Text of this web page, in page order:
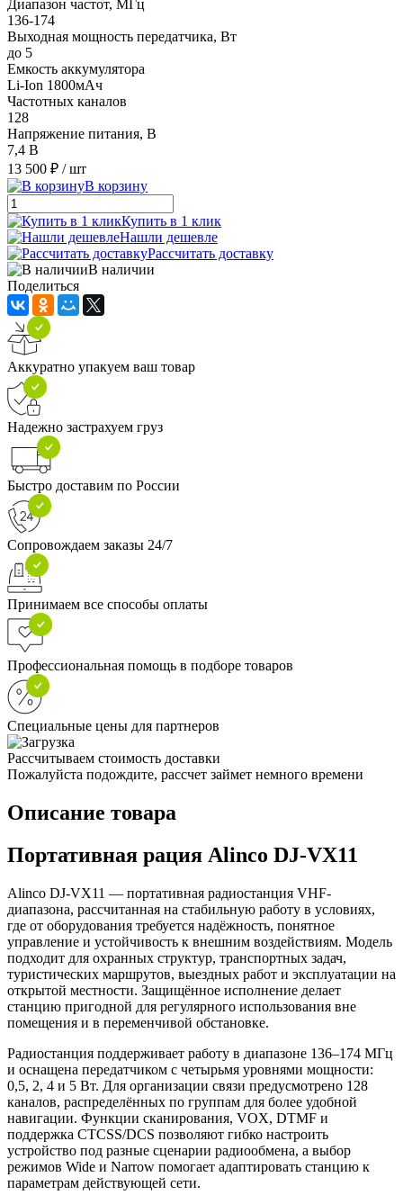
Диапазон частот, МГц
136-174
Выходная мощность передатчика, Вт
до 5
Емкость аккумулятора
Li-Ion 1800мАч
Частотных каналов
128
Напряжение питания, В
7,4 В
13 500 ₽ / шт
В корзину
Купить в 1 клик
Нашли дешевле
Рассчитать доставку
В наличии
Поделиться
Аккуратно упакуем ваш товар
Надежно застрахуем груз
Быстро доставим по России
Сопровождаем заказы 24/7
Принимаем все способы оплаты
Профессиональная помощь в подборе товаров
Специальные цены для партнеров
Рассчитываем стоимость доставки
Пожалуйста подождите, рассчет займет немного времени
Описание товара
Портативная рация Alinco DJ-VX11
Alinco DJ-VX11 — портативная радиостанция VHF-
диапазона, рассчитанная на стабильную работу в условиях,
где от оборудования требуется надёжность, понятное
управление и устойчивость к внешним воздействиям. Модель
подходит для охранных структур, транспортных задач,
туристических маршрутов, выездных работ и эксплуатации на
открытой местности. Защищённое исполнение делает
станцию пригодной для регулярного использования вне
помещения и в переменчивой обстановке.
Радиостанция поддерживает работу в диапазоне 136–174 МГц
и оснащена передатчиком с четырьмя уровнями мощности:
0,5, 2, 4 и 5 Вт. Для организации связи предусмотрено 128
каналов, распределённых по группам для более удобной
навигации. Функции сканирования, VOX, DTMF и
поддержка CTCSS/DCS позволяют гибко настроить
устройство под разные сценарии радиообмена, а выбор
режимов Wide и Narrow помогает адаптировать станцию к
параметрам действующей сети.